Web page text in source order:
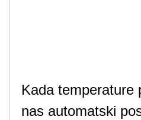
Kada temperature
nas automatski